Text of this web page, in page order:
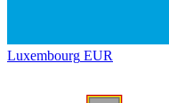
Luxembourg EUR